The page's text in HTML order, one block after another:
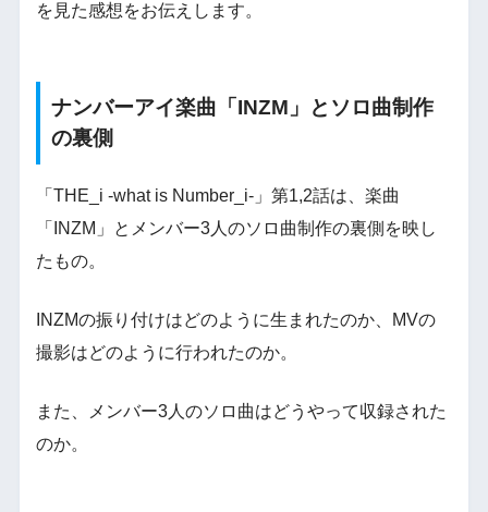
を見た感想をお伝えします。
ナンバーアイ楽曲「INZM」とソロ曲制作
の裏側
「THE_i -what is Number_i-」第1,2話は、楽曲
「INZM」とメンバー3人のソロ曲制作の裏側を映し
たもの。
INZMの振り付けはどのように生まれたのか、MVの
撮影はどのように行われたのか。
また、メンバー3人のソロ曲はどうやって収録された
のか。